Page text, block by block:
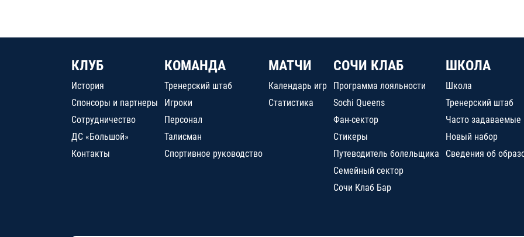
КЛУБ
История
Спонсоры и партнеры
Сотрудничество
ДС «Большой»
Контакты
КОМАНДА
Тренерский штаб
Игроки
Персонал
Талисман
Спортивное руководство
МАТЧИ
Календарь игр
Статистика
СОЧИ КЛАБ
Программа лояльности
Sochi Queens
Фан-сектор
Стикеры
Путеводитель болельщика
Семейный сектор
Сочи Клаб Бар
ШКОЛА
Школа
Тренерский штаб
Часто задаваемые
Новый набор
Сведения об